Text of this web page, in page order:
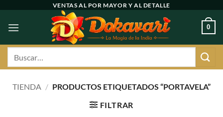
contenido
VENTAS AL POR MAYOR Y AL DETALLE
0
TIENDA / PRODUCTOS ETIQUETADOS “PORTAVELA”
FILTRAR